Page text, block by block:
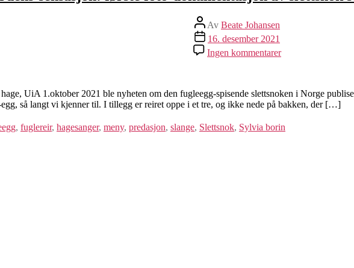
Innleggsforfatter
Av Beate Johansen
Publiseringsdato
16. desember 2021
Ingen kommentarertil
Verdens-
foto-
dokumentasjon
slettsnok
UiA 1.oktober 2021 ble nyheten om den fugleegg-spisende slettsnoken i Norge
så langt vi kjenner til. I tillegg er reiret oppe i et tre, og ikke nede på bakken, der […]
, fuglereir, hagesanger, meny, predasjon, slange, Slettsnok, Sylvia borin